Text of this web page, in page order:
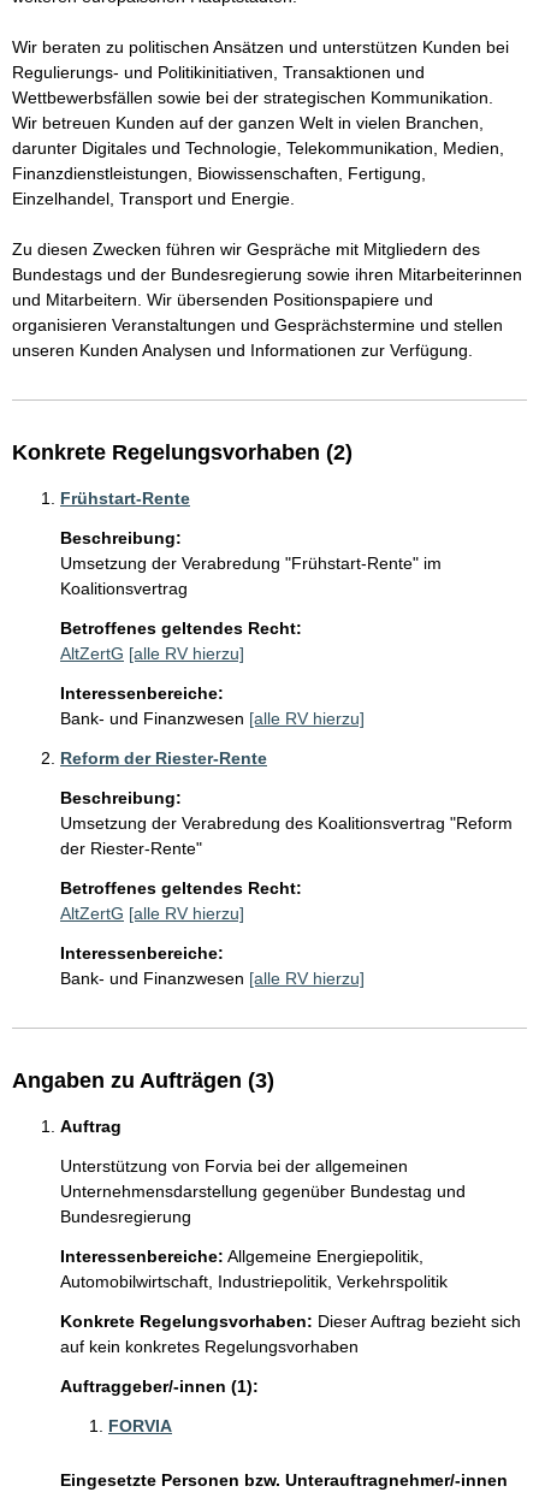
Wir beraten zu politischen Ansätzen und unterstützen Kunden bei
Regulierungs- und Politikinitiativen, Transaktionen und
Wettbewerbsfällen sowie bei der strategischen Kommunikation.
Wir betreuen Kunden auf der ganzen Welt in vielen Branchen,
darunter Digitales und Technologie, Telekommunikation, Medien,
Finanzdienstleistungen, Biowissenschaften, Fertigung,
Einzelhandel, Transport und Energie.
Zu diesen Zwecken führen wir Gespräche mit Mitgliedern des
Bundestags und der Bundesregierung sowie ihren Mitarbeiterinnen
und Mitarbeitern. Wir übersenden Positionspapiere und
organisieren Veranstaltungen und Gesprächstermine und stellen
unseren Kunden Analysen und Informationen zur Verfügung.
Konkrete Regelungsvorhaben (2)
Frühstart-Rente
Beschreibung:
Umsetzung der Verabredung "Frühstart-Rente" im
Koalitionsvertrag
Betroffenes geltendes Recht:
AltZertG [alle RV hierzu]
Interessenbereiche:
Bank- und Finanzwesen [alle RV hierzu]
Reform der Riester-Rente
Beschreibung:
Umsetzung der Verabredung des Koalitionsvertrag "Reform
der Riester-Rente"
Betroffenes geltendes Recht:
AltZertG [alle RV hierzu]
Interessenbereiche:
Bank- und Finanzwesen [alle RV hierzu]
Angaben zu Aufträgen (3)
Auftrag
Unterstützung von Forvia bei der allgemeinen
Unternehmensdarstellung gegenüber Bundestag und
Bundesregierung
Interessenbereiche: Allgemeine Energiepolitik,
Automobilwirtschaft, Industriepolitik, Verkehrspolitik
Konkrete Regelungsvorhaben: Dieser Auftrag bezieht sich
auf kein konkretes Regelungsvorhaben
Auftraggeber/-innen (1):
FORVIA
Eingesetzte Personen bzw. Unterauftragnehmer/-innen